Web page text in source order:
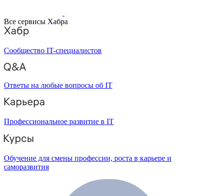
Все сервисы Хабра
Сообщество IT-специалистов
Ответы на любые вопросы об IT
Профессиональное развитие в IT
Обучение для смены профессии, роста в карьере и
саморазвития